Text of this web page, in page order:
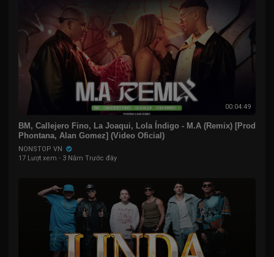
00:04:49
BM, Callejero Fino, La Joaqui, Lola Índigo - M.A (Remix) [Prod
Phontana, Alan Gomez] (Video Oficial)
NONSTOP VN
17 Lượt xem · 3 Năm Trước đây